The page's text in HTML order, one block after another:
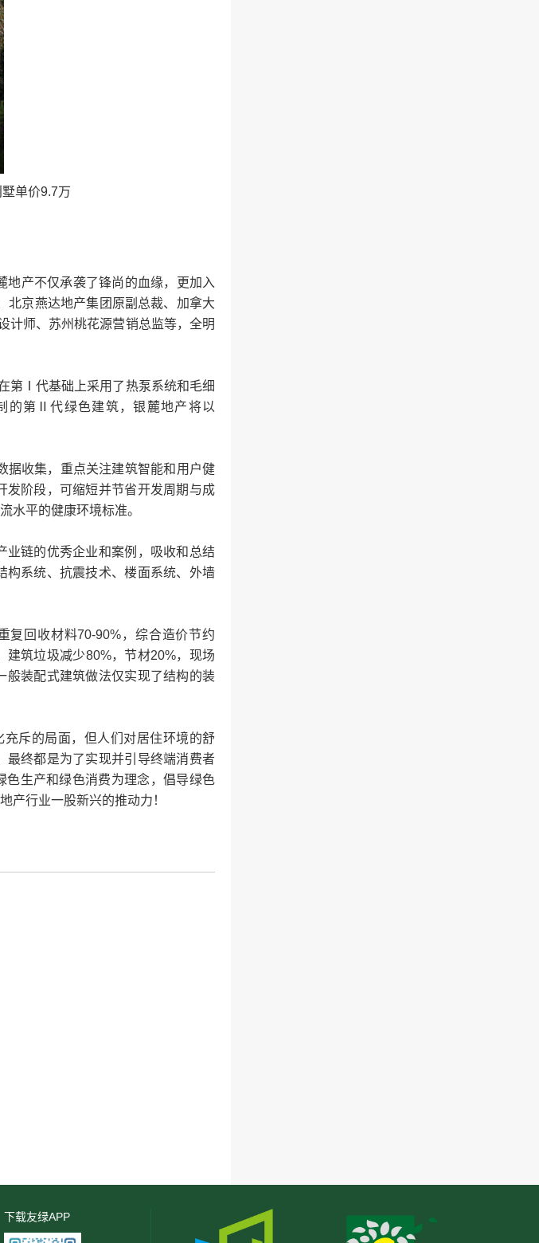
单价9.7万
产不仅承袭了锋尚的血缘，更加入
北京燕达地产集团原副总裁、加拿大
计师、苏州桃花源营销总监等，全明
第Ⅰ代基础上采用了热泵系统和毛细
的第Ⅱ代绿色建筑，银麓地产将以
收集，重点关注建筑智能和用户健
发阶段，可缩短并节省开发周期与成
水平的健康环境标准。
链的优秀企业和案例，吸收和总结
构系统、抗震技术、楼面系统、外墙
回收材料70-90%，综合造价节约
建筑垃圾减少80%，节材20%，现场
般装配式建筑做法仅实现了结构的装
斥的局面，但人们对居住环境的舒
最终都是为了实现并引导终端消费者
色生产和绿色消费为理念，倡导绿色
产行业一股新兴的推动力！
下载友绿APP